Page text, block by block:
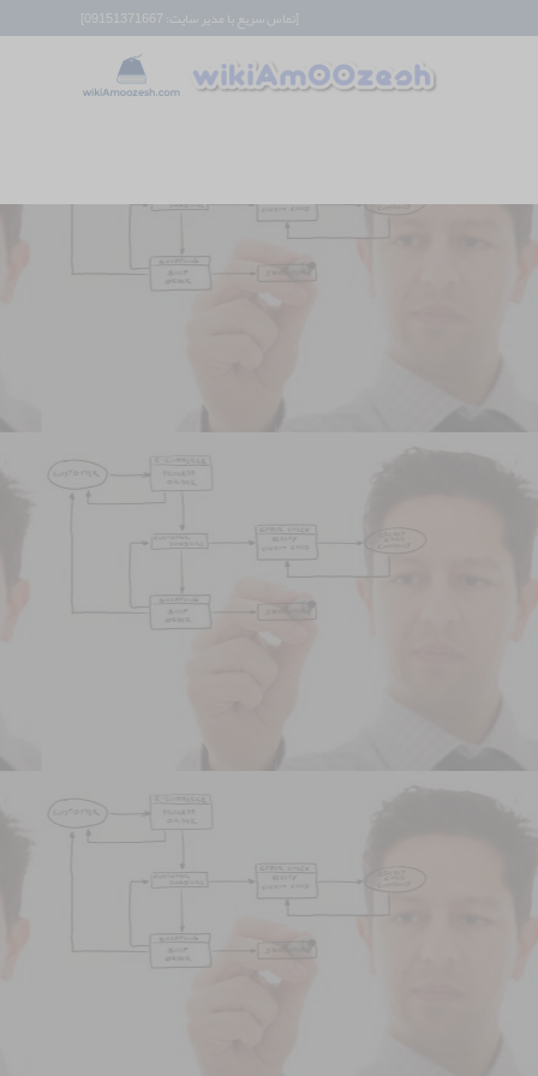
[تماس سریع با مدیر سایت: 09151371667]